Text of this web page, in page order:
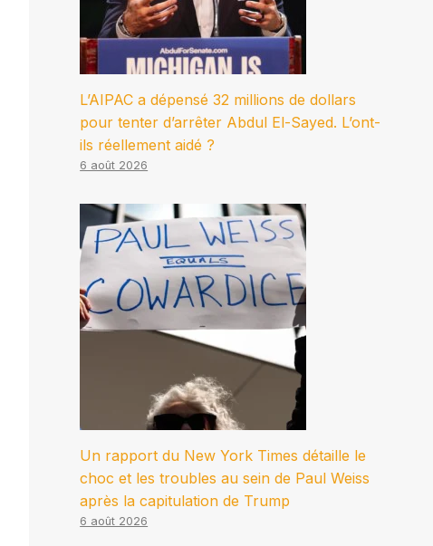
L’AIPAC a dépensé 32 millions de dollars
pour tenter d’arrêter Abdul El-Sayed. L’ont-
ils réellement aidé ?
6 août 2026
Un rapport du New York Times détaille le
choc et les troubles au sein de Paul Weiss
après la capitulation de Trump
6 août 2026